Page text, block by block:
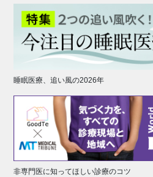
睡眠医療、追い風の2026年
非専門医に知ってほしい診療のコツ